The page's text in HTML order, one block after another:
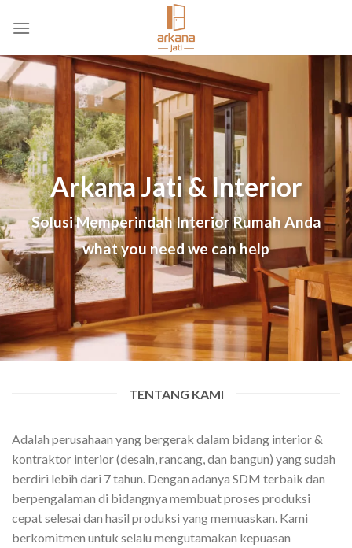
Arkana Jati & Interior
Solusi Memperindah Interior Rumah Anda
what you need we can help
TENTANG KAMI
Adalah perusahaan yang bergerak dalam bidang interior &
kontraktor interior (desain, rancang, dan bangun) yang sudah
berdiri lebih dari 7 tahun. Dengan adanya SDM terbaik dan
berpengalaman di bidangnya membuat proses produksi
cepat selesai dan hasil produksi yang memuaskan. Kami
berkomitmen untuk selalu mengutamakan kepuasan